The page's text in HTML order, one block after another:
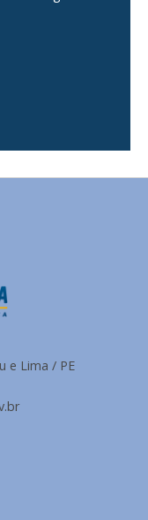
e Lima / PE